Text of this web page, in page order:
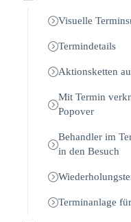
Visuelle
Termindetails
Aktionsketten
Mit Termin
Popover
Behandler im
in den Besuch
Terminanlage